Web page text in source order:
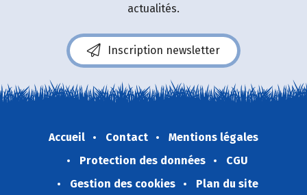
actualités.
Inscription newsletter
Accueil Contact
Mentions légales
Protection des données
CGU
Gestion des cookies
Plan du site